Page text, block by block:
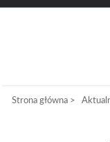
Strona główna >